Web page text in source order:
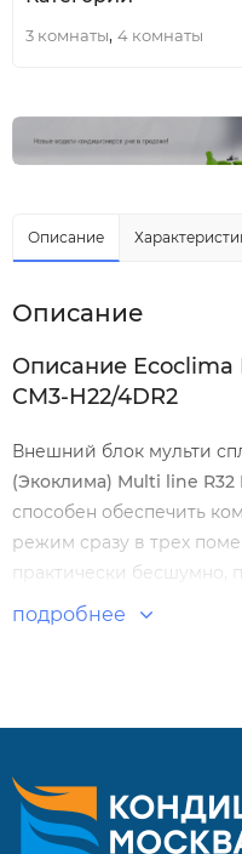
3 комнаты, 4 комнаты
Описание
Описание
Описание Ecoclima
СM3-H22/4DR2
Внешний блок мульти
(Экоклима) Multi line R32
способен обеспечить
режим сразу в трех
практически бесшумно,
имеет компактные
Высокая
Охлаждение при
подробнее